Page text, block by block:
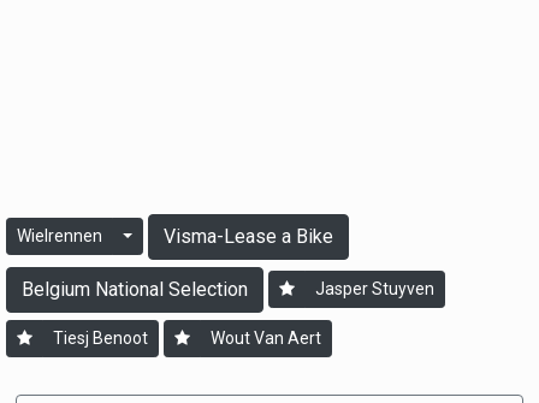
Wielrennen Visma-Lease a Bike
Belgium National Selection Jasper Stuyven
Tiesj Benoot Wout Van Aert